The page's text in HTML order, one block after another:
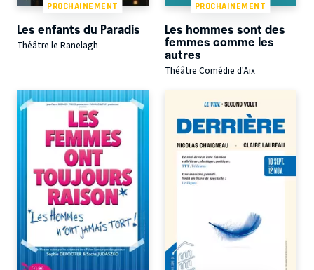
PROCHAINEMENT
Les enfants du Paradis
Théâtre le Ranelagh
PROCHAINEMENT
Les hommes sont des
femmes comme les
autres
Théâtre Comédie d'Aix